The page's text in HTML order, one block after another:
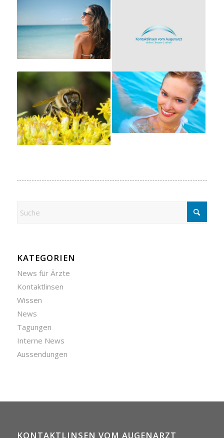
KATEGORIEN
News für Ärzte
Kontaktlinsen
Wissen
News
Tagungen
Interne News
Aussendungen
KONTAKTLINSEN VOM AUGENARZT